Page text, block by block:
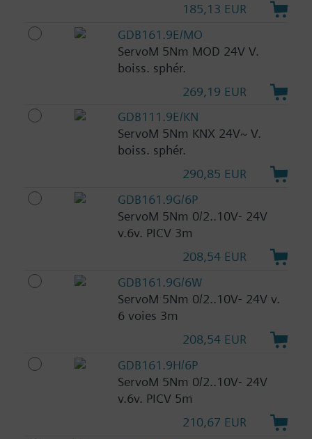
185,13 EUR
GDB161.9E/MO
ServoM 5Nm MOD 24V V.
boiss. sphér.
269,19 EUR
GDB111.9E/KN
ServoM 5Nm KNX 24V~ V.
boiss. sphér.
290,85 EUR
GDB161.9G/6P
ServoM 5Nm 0/2..10V- 24V
v.6v. PICV 3m
208,54 EUR
GDB161.9G/6W
ServoM 5Nm 0/2..10V- 24V v.
6 voies 3m
208,54 EUR
GDB161.9H/6P
ServoM 5Nm 0/2..10V- 24V
v.6v. PICV 5m
210,67 EUR